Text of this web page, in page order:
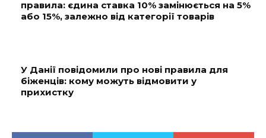
правила: єдина ставка 10% замінюється на 5%
або 15%, залежно від категорії товарів
У Данії повідомили про нові правила для
біженців: кому можуть відмовити у
прихистку